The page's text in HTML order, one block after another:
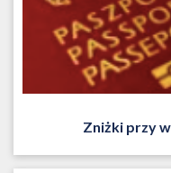
Zniżki przy